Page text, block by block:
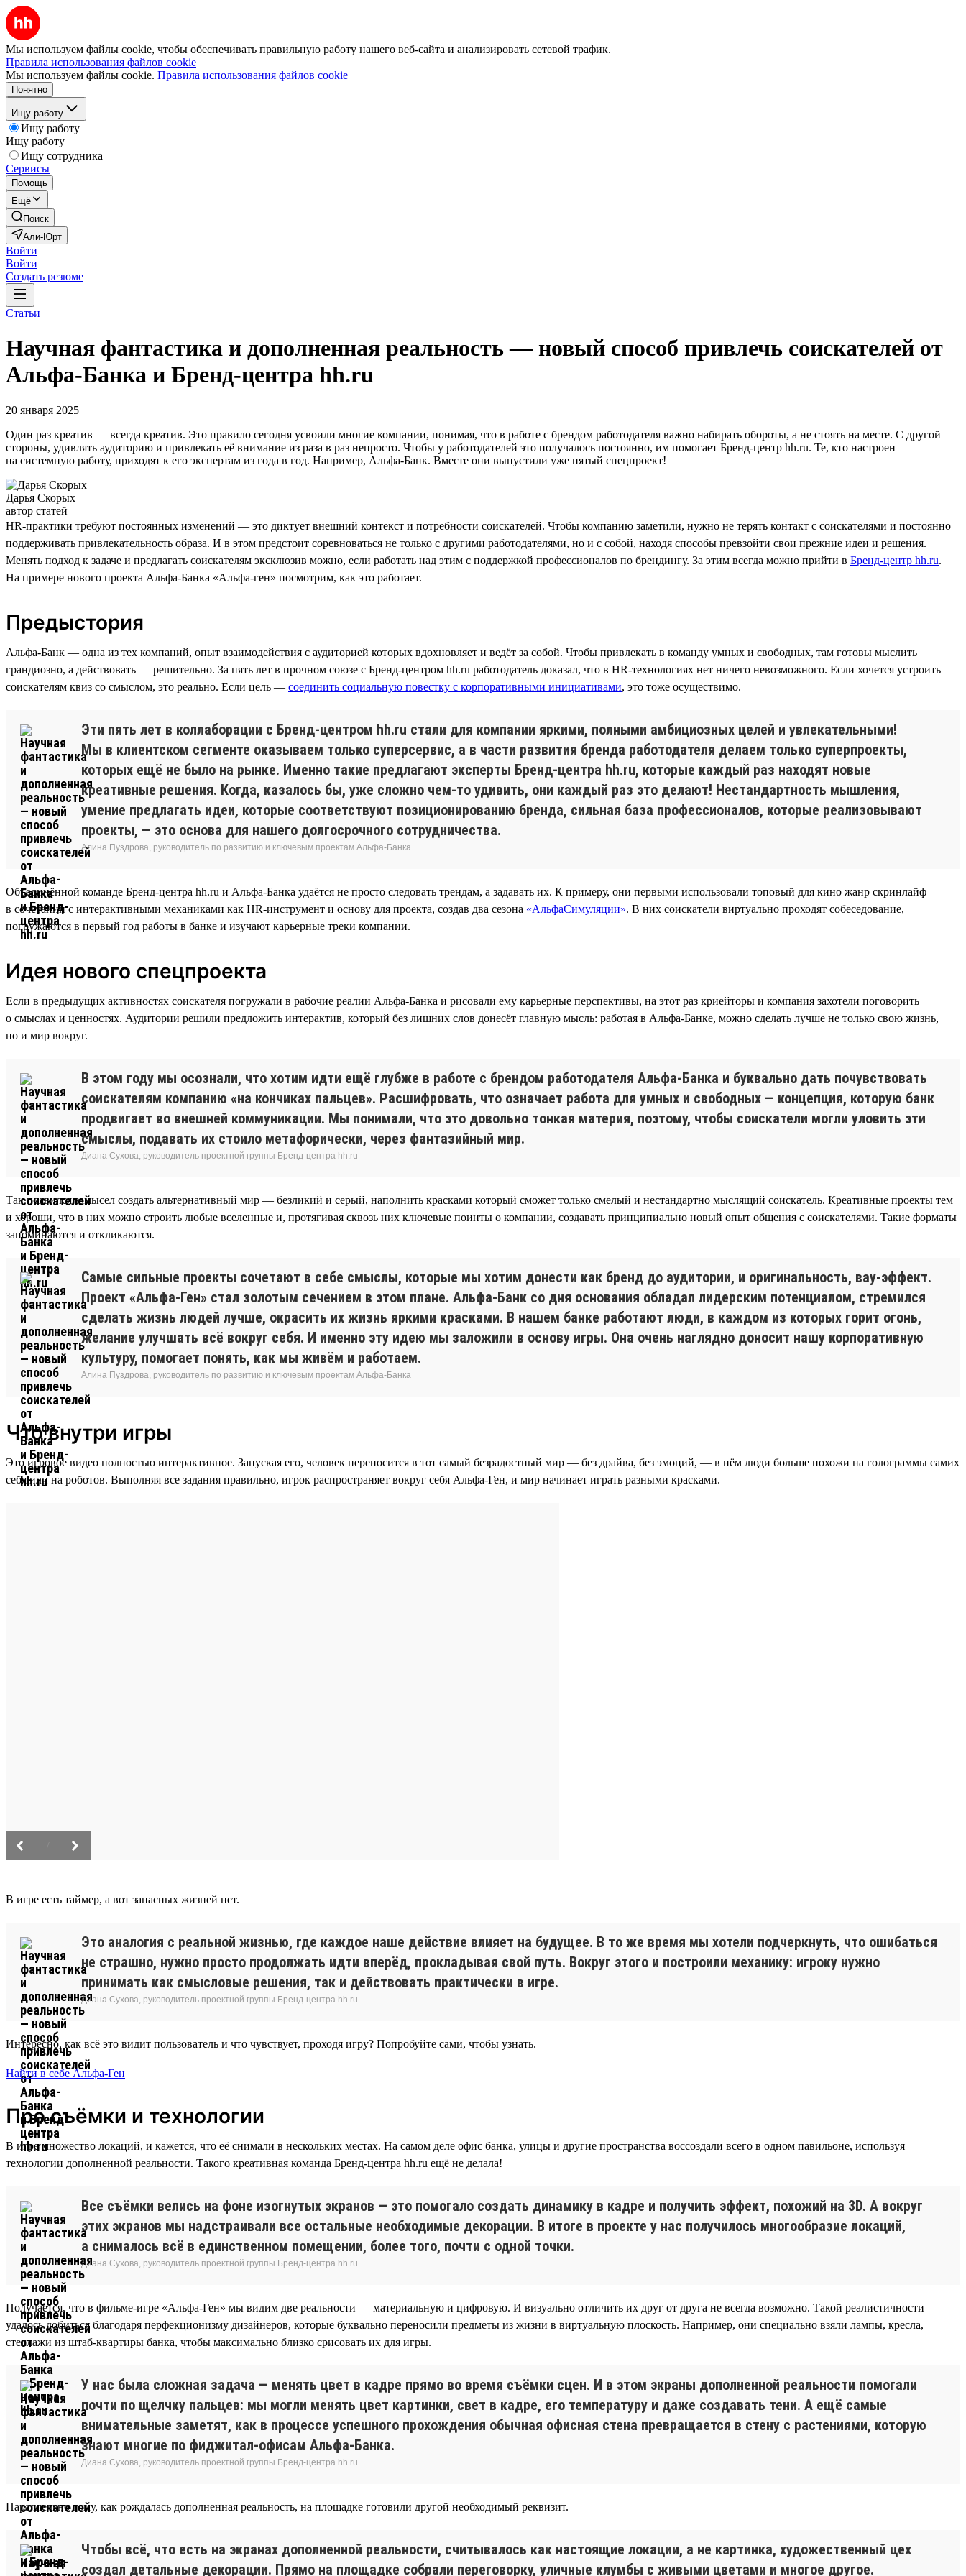
Мы используем файлы cookie, чтобы обеспечивать правильную работу нашего веб-сайта и анализировать сетевой трафик.
Правила использования файлов cookie
Мы используем файлы cookie. Правила использования файлов cookie
Понятно
Ищу работу
Ищу работу
Ищу работу
Ищу сотрудника
Сервисы
Помощь
Ещё
Поиск
Али-Юрт
Войти
Войти
Создать резюме
Статьи
Научная фантастика и дополненная реальность — новый способ привлечь соискателей от
Альфа-Банка и Бренд-центра hh.ru
20 января 2025
Один раз креатив — всегда креатив. Это правило сегодня усвоили многие компании, понимая, что в работе с брендом работодателя важно набирать обороты, а не стоять на месте. С другой
стороны, удивлять аудиторию и привлекать её внимание из раза в раз непросто. Чтобы у работодателей это получалось постоянно, им помогает Бренд-центр hh.ru. Те, кто настроен
на системную работу, приходят к его экспертам из года в год. Например, Альфа-Банк. Вместе они выпустили уже пятый спецпроект!
Дарья Скорых
автор статей
HR-практики требуют постоянных изменений — это диктует внешний контекст и потребности соискателей. Чтобы компанию заметили, нужно не терять контакт с соискателями и постоянно
поддерживать привлекательность образа. И в этом предстоит соревноваться не только с другими работодателями, но и с собой, находя способы превзойти свои прежние идеи и решения.
Менять подход к задаче и предлагать соискателям эксклюзив можно, если работать над этим с поддержкой профессионалов по брендингу. За этим всегда можно прийти в Бренд-центр hh.ru.
На примере нового проекта Альфа-Банка «Альфа-ген» посмотрим, как это работает.
Предыстория
Альфа-Банк — одна из тех компаний, опыт взаимодействия с аудиторией которых вдохновляет и ведёт за собой. Чтобы привлекать в команду умных и свободных, там готовы мыслить
грандиозно, а действовать — решительно. За пять лет в прочном союзе с Бренд-центром hh.ru работодатель доказал, что в HR-технологиях нет ничего невозможного. Если хочется устроить
соискателям квиз со смыслом, это реально. Если цель — соединить социальную повестку с корпоративными инициативами, это тоже осуществимо.
Эти пять лет в коллаборации с Бренд-центром hh.ru стали для компании яркими, полными амбициозных целей и увлекательными!
Мы в клиентском сегменте оказываем только суперсервис, а в части развития бренда работодателя делаем только суперпроекты,
которых ещё не было на рынке. Именно такие предлагают эксперты Бренд-центра hh.ru, которые каждый раз находят новые
креативные решения. Когда, казалось бы, уже сложно чем-то удивить, они каждый раз это делают! Нестандартность мышления,
умение предлагать идеи, которые соответствуют позиционированию бренда, сильная база профессионалов, которые реализовывают
проекты, — это основа для нашего долгосрочного сотрудничества.
Алина Пуздрова, руководитель по развитию и ключевым проектам Альфа-Банка
Объединённой команде Бренд-центра hh.ru и Альфа-Банка удаётся не просто следовать трендам, а задавать их. К примеру, они первыми использовали топовый для кино жанр скринлайф
в сочетании с интерактивными механиками как HR-инструмент и основу для проекта, создав два сезона «АльфаСимуляции». В них соискатели виртуально проходят собеседование,
погружаются в первый год работы в банке и изучают карьерные треки компании.
Идея нового спецпроекта
Если в предыдущих активностях соискателя погружали в рабочие реалии Альфа-Банка и рисовали ему карьерные перспективы, на этот раз криейторы и компания захотели поговорить
о смыслах и ценностях. Аудитории решили предложить интерактив, который без лишних слов донесёт главную мысль: работая в Альфа-Банке, можно сделать лучше не только свою жизнь,
но и мир вокруг.
В этом году мы осознали, что хотим идти ещё глубже в работе с брендом работодателя Альфа-Банка и буквально дать почувствовать
соискателям компанию «на кончиках пальцев». Расшифровать, что означает работа для умных и свободных — концепция, которую банк
продвигает во внешней коммуникации. Мы понимали, что это довольно тонкая материя, поэтому, чтобы соискатели могли уловить эти
смыслы, подавать их стоило метафорически, через фантазийный мир.
Диана Сухова, руководитель проектной группы Бренд-центра hh.ru
Так появился замысел создать альтернативный мир — безликий и серый, наполнить красками который сможет только смелый и нестандартно мыслящий соискатель. Креативные проекты тем
и хороши, что в них можно строить любые вселенные и, протягивая сквозь них ключевые поинты о компании, создавать принципиально новый опыт общения с соискателями. Такие форматы
запоминаются и откликаются.
Самые сильные проекты сочетают в себе смыслы, которые мы хотим донести как бренд до аудитории, и оригинальность, вау-эффект.
Проект «Альфа-Ген» стал золотым сечением в этом плане. Альфа-Банк со дня основания обладал лидерским потенциалом, стремился
сделать жизнь людей лучше, окрасить их жизнь яркими красками. В нашем банке работают люди, в каждом из которых горит огонь,
желание улучшать всё вокруг себя. И именно эту идею мы заложили в основу игры. Она очень наглядно доносит нашу корпоративную
культуру, помогает понять, как мы живём и работаем.
Алина Пуздрова, руководитель по развитию и ключевым проектам Альфа-Банка
Что внутри игры
Это игровое видео полностью интерактивное. Запуская его, человек переносится в тот самый безрадостный мир — без драйва, без эмоций, — в нём люди больше похожи на голограммы самих
себя или на роботов. Выполняя все задания правильно, игрок распространяет вокруг себя Альфа-Ген, и мир начинает играть разными красками.
В игре есть таймер, а вот запасных жизней нет.
Это аналогия с реальной жизнью, где каждое наше действие влияет на будущее. В то же время мы хотели подчеркнуть, что ошибаться
не страшно, нужно просто продолжать идти вперёд, прокладывая свой путь. Вокруг этого и построили механику: игроку нужно
принимать как смысловые решения, так и действовать практически в игре.
Диана Сухова, руководитель проектной группы Бренд-центра hh.ru
Интересно, как всё это видит пользователь и что чувствует, проходя игру? Попробуйте сами, чтобы узнать.
Найти в себе Альфа-Ген
Про съёмки и технологии
В игре множество локаций, и кажется, что её снимали в нескольких местах. На самом деле офис банка, улицы и другие пространства воссоздали всего в одном павильоне, используя
технологии дополненной реальности. Такого креативная команда Бренд-центра hh.ru ещё не делала!
Все съёмки велись на фоне изогнутых экранов — это помогало создать динамику в кадре и получить эффект, похожий на 3D. А вокруг
этих экранов мы надстраивали все остальные необходимые декорации. В итоге в проекте у нас получилось многообразие локаций,
а снималось всё в единственном помещении, более того, почти с одной точки.
Диана Сухова, руководитель проектной группы Бренд-центра hh.ru
Получается, что в фильме-игре «Альфа-Ген» мы видим две реальности — материальную и цифровую. И визуально отличить их друг от друга не всегда возможно. Такой реалистичности
удалось добиться благодаря перфекционизму дизайнеров, которые буквально переносили предметы из жизни в виртуальную плоскость. Например, они специально взяли лампы, кресла,
стеллажи из штаб-квартиры банка, чтобы максимально близко срисовать их для игры.
У нас была сложная задача — менять цвет в кадре прямо во время съёмки сцен. И в этом экраны дополненной реальности помогали
почти по щелчку пальцев: мы могли менять цвет картинки, свет в кадре, его температуру и даже создавать тени. А ещё самые
внимательные заметят, как в процессе успешного прохождения обычная офисная стена превращается в стену с растениями, которую
знают многие по фиджитал-офисам Альфа-Банка.
Диана Сухова, руководитель проектной группы Бренд-центра hh.ru
Параллельно тому, как рождалась дополненная реальность, на площадке готовили другой необходимый реквизит.
Чтобы всё, что есть на экранах дополненной реальности, считывалось как настоящие локации, а не картинка, художественный цех
создал детальные декорации. Прямо на площадке собрали переговорку, уличные клумбы с живыми цветами и многое другое.